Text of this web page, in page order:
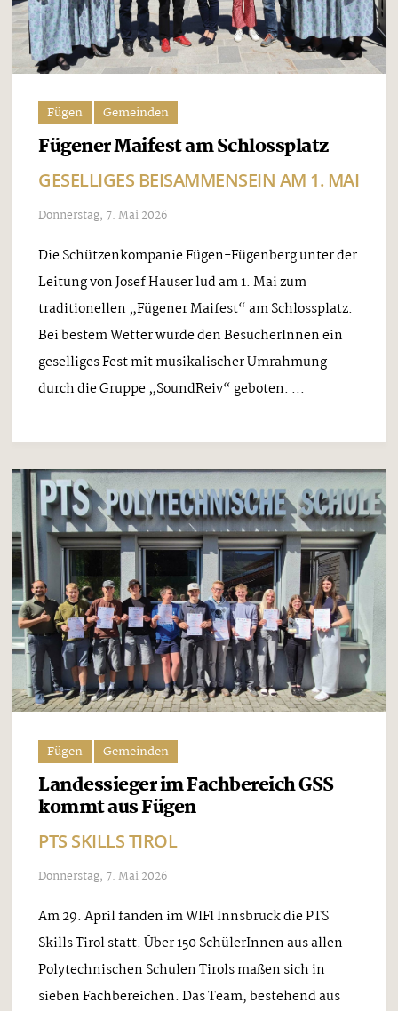
Fügen Gemeinden
Fügener Maifest am Schlossplatz
GESELLIGES BEISAMMENSEIN AM 1. MAI
Donnerstag, 7. Mai 2026
Die Schützenkompanie Fügen-Fügenberg unter der
Leitung von Josef Hauser lud am 1. Mai zum
traditionellen „Fügener Maifest“ am Schlossplatz.
Bei bestem Wetter wurde den BesucherInnen ein
geselliges Fest mit musikalischer Umrahmung
durch die Gruppe „SoundReiv“ geboten. ...
Fügen Gemeinden
Landessieger im Fachbereich GSS
kommt aus Fügen
PTS SKILLS TIROL
Donnerstag, 7. Mai 2026
Am 29. April fanden im WIFI Innsbruck die PTS
Skills Tirol statt. Über 150 SchülerInnen aus allen
Polytechnischen Schulen Tirols maßen sich in
sieben Fachbereichen. Das Team, bestehend aus